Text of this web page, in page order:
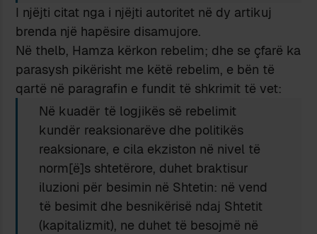
I njëjti citat nga i njëjti autoritet në dy artikuj
brenda një hapësire disamujore.
Në thelb, Hamza kërkon rebelim; dhe se çfarë ka
parasysh pikërisht me këtë rebelim, e bën të
qartë në paragrafin e fundit të shkrimit të vet:
Në kuadër të logjikës së rebelimit
kundër reaksionarëve dhe politikës
reaksionare, e cila ekziston në nivel të
norm[ë]s shtetërore, duhet braktisur
iluzioni për besimin në Shtetin: në vend
të besimit dhe besnikërisë ndaj Shtetit
(kapitalizmit), ne duhet të besojmë në